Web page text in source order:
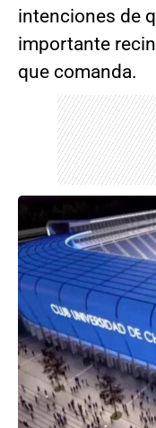
intenciones de
importante
que comanda.